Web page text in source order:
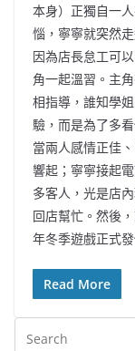
本身）正獨自一
惱，寧寧就突然
因為店長怠工可
角一起溫習。主
相指導，誰知學
驗，而是為了多
當兩人感情正佳
響起；寧寧接起
多客人，光是店
回店幫忙。然後
年冬季遊戲正式
Read More